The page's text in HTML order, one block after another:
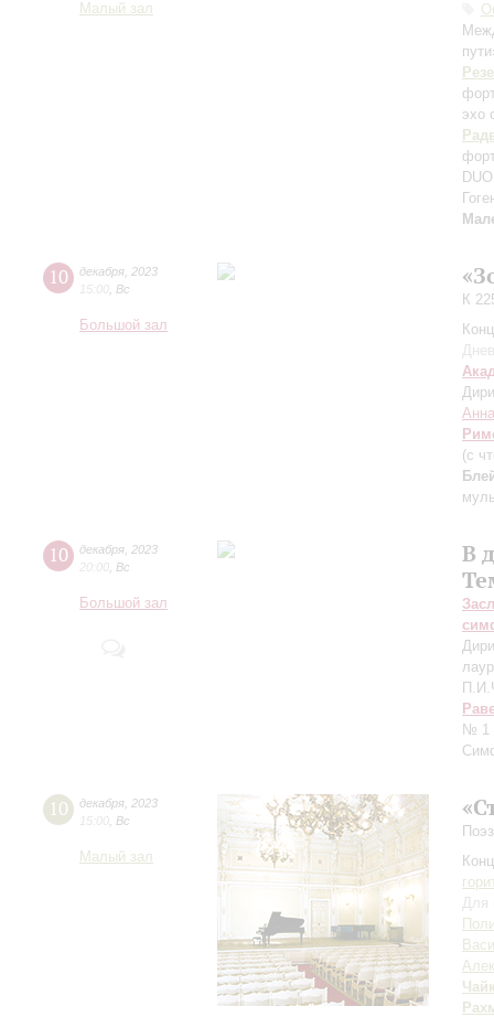
Малый зал
эхо
10 декабря 2023
15:00 Вс
Большой зал
К
(с
10 декабря 2023
20:00 Вс
Большой зал
В
№ 1
10 декабря 2023
15:00 Вс
Малый зал
Для